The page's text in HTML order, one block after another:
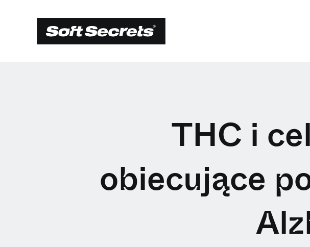
THC i
obiecujące